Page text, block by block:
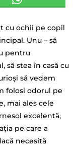
cu ochii pe copil
Unu – să
pentru
să stea în casă cu
să vedem
folosi odorul pe
mai ales cele
excelentă,
pe care a
necesită